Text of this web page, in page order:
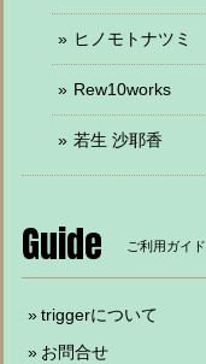
ヒノモトナツミ
Rew10works
若生 沙耶香
Guide ご利用ガイド
triggerについて
お問合せ